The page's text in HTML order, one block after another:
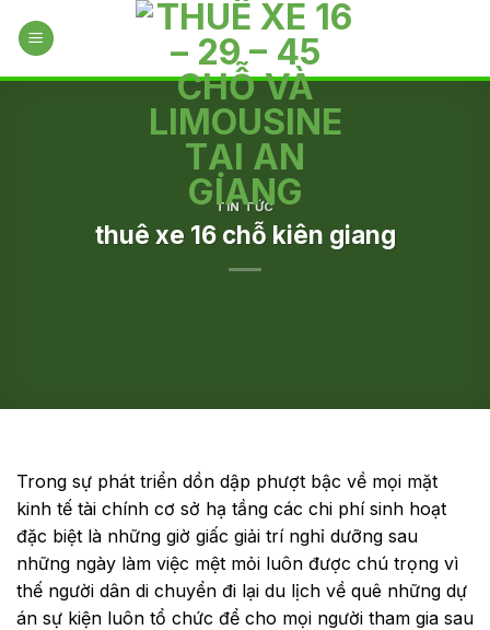
TIN TỨC
thuê xe 16 chỗ kiên giang
Trong sự phát triển dồn dập phượt bậc về mọi mặt
kinh tế tài chính cơ sở hạ tầng các chi phí sinh hoạt
đặc biệt là những giờ giấc giải trí nghỉ dưỡng sau
những ngày làm việc mệt mỏi luôn được chú trọng vì
thế người dân di chuyển đi lại du lịch về quê những dự
án sự kiện luôn tổ chức để cho mọi người tham gia sau